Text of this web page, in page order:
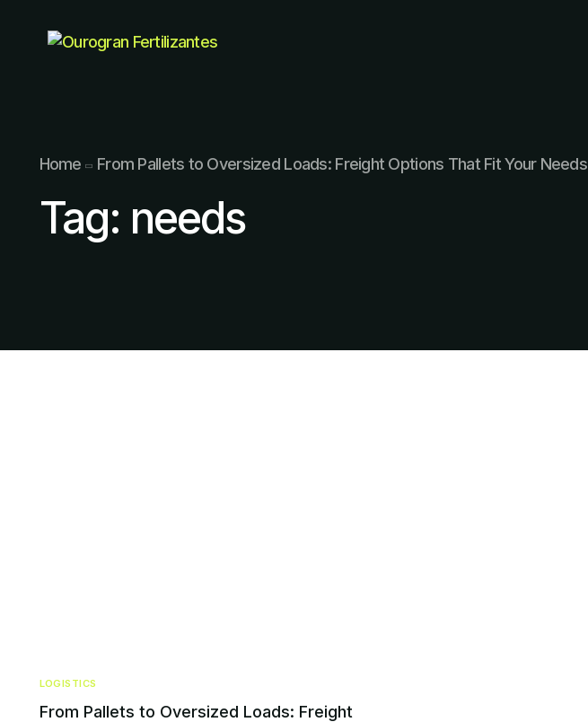
Home From Pallets to Oversized Loads: Freight Options That Fit Your Needs
Tag: needs
LOGISTICS
From Pallets to Oversized Loads: Freight